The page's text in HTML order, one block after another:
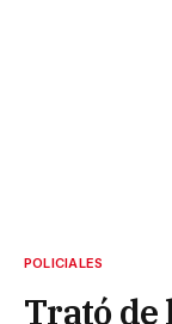
POLICIALES
Trató de